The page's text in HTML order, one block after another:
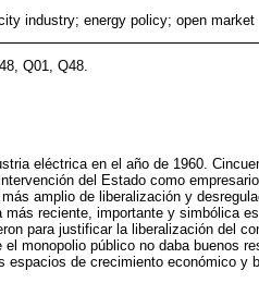
industry; energy policy; open market
Q01, Q48.
eléctrica en el año de 1960.
del Estado como
amplio de liberalización y
reciente, importante y simbólica
para justificar la liberalización del
el monopolio público no daba buenos
espacios de crecimiento económico y